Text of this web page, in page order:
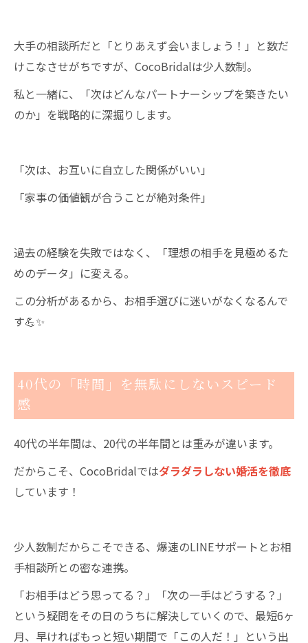
大手の相談所だと「とりあえず会いましょう！」と数だ
けこなさせがちですが、CocoBridalは少人数制。
私と一緒に、「次はどんなパートナーシップを築きたい
のか」を戦略的に深掘りします。
「次は、お互いに自立した関係がいい」
「家事の価値観が合うことが絶対条件」
過去の経験を失敗ではなく、「理想の相手を見極めるた
めのデータ」に変える。
この分析があるから、お相手選びに迷いがなくなるんで
す💪✨
40代の「時間」を無駄にしないスピード
感
40代の半年間は、20代の半年間とは重みが違います。
だからこそ、CocoBridalではダラダラしない婚活を徹底
しています！
少人数制だからこそできる、爆速のLINEサポートとお相
手相談所との密な連携。
「お相手はどう思ってる？」「次の一手はどうする？」
という疑問をその日のうちに解決していくので、最短6ヶ
月、早ければもっと短い期間で「この人だ！」という出